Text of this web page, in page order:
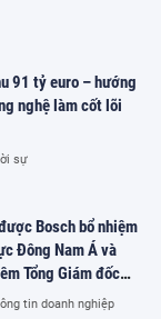
91 tỷ euro – hướng
nghệ làm cốt lõi
sự
Bosch bổ nhiệm
Đông Nam Á và
Tổng Giám đốc
tin doanh nghiệp